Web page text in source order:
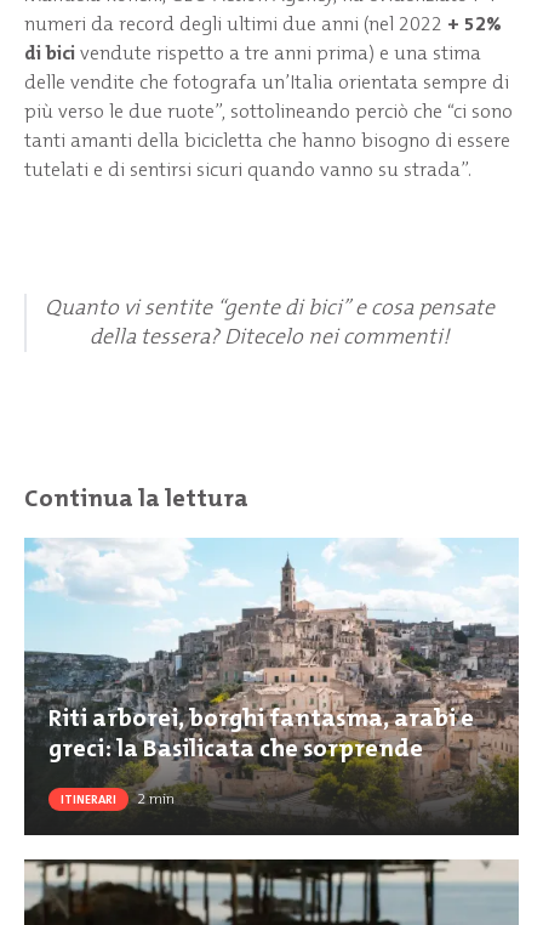
numeri da record degli ultimi due anni (nel 2022 + 52%
di bicivendute rispetto a tre anni prima) e una stima
delle vendite che fotografa un’Italia orientata sempre di
più verso le due ruote”, sottolineando perciò che “ci sono
tanti amanti della bicicletta che hanno bisogno di essere
tutelati e di sentirsi sicuri quando vanno su strada”.
Quanto vi sentite “gente di bici” e cosa pensate
della tessera? Ditecelo nei commenti!
Continua la lettura
Riti arborei, borghi fantasma, arabi e
greci: la Basilicata che sorprende
ITINERARI 2min